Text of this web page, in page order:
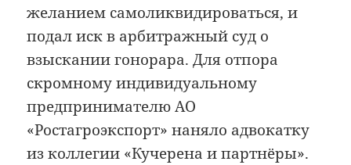
желанием самоликвидироваться, и
подал иск в арбитражный суд о
взыскании гонорара. Для отпора
скромному индивидуальному
предпринимателю АО
«Ростагроэкспорт» наняло адвокатку
из коллегии «Кучерена и партнёры».